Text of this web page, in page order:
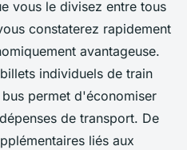
vous le divisez entre tous
constaterez rapidement
avantageuse.
individuels de train
permet d'économiser
de transport. De
liés aux